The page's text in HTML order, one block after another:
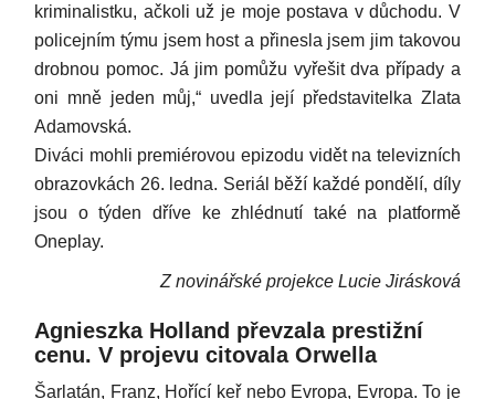
kriminalistku, ačkoli už je moje postava v důchodu. V
policejním týmu jsem host a přinesla jsem jim takovou
drobnou pomoc. Já jim pomůžu vyřešit dva případy a
oni mně jeden můj,“ uvedla její představitelka Zlata
Adamovská.
Diváci mohli premiérovou epizodu vidět na televizních
obrazovkách 26. ledna. Seriál běží každé pondělí, díly
jsou o týden dříve ke zhlédnutí také na platformě
Oneplay.
Z novinářské projekce Lucie Jirásková
Agnieszka Holland převzala prestižní
cenu. V projevu citovala Orwella
Šarlatán, Franz, Hořící keř nebo Evropa, Evropa. To je